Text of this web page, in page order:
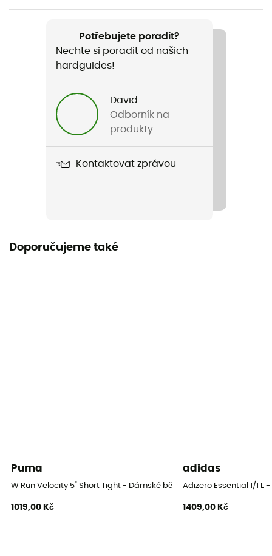
Trail / Běh / Jóga
Název produktu
Potřebujete poradit?
Nechte si poradit od našich
hardguides!
David
Odborník na
produkty
Kontaktovat zprávou
Doporučujeme také
Puma
W Run Velocity 5" Short Tight - Dámské běžecké legíny
1019,00 Kč
adidas
Adizero Essential 1/1 L
1409,00 Kč